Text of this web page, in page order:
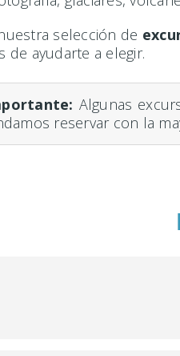
selección de
de ayudarte a elegir.
Algunas
reservar con la